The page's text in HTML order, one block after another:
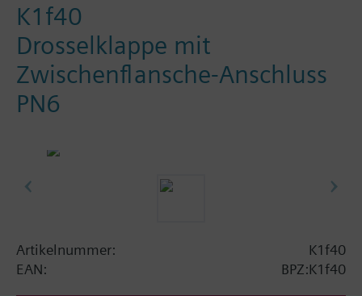
K1f40
Drosselklappe mit
Zwischenflansche-Anschluss
PN6
Artikelnummer:
K1f40
EAN:
BPZ:K1f40